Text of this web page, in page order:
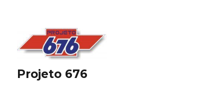
Projeto 676